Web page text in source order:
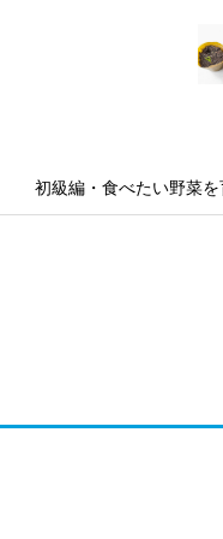
初級編・食べたい野菜